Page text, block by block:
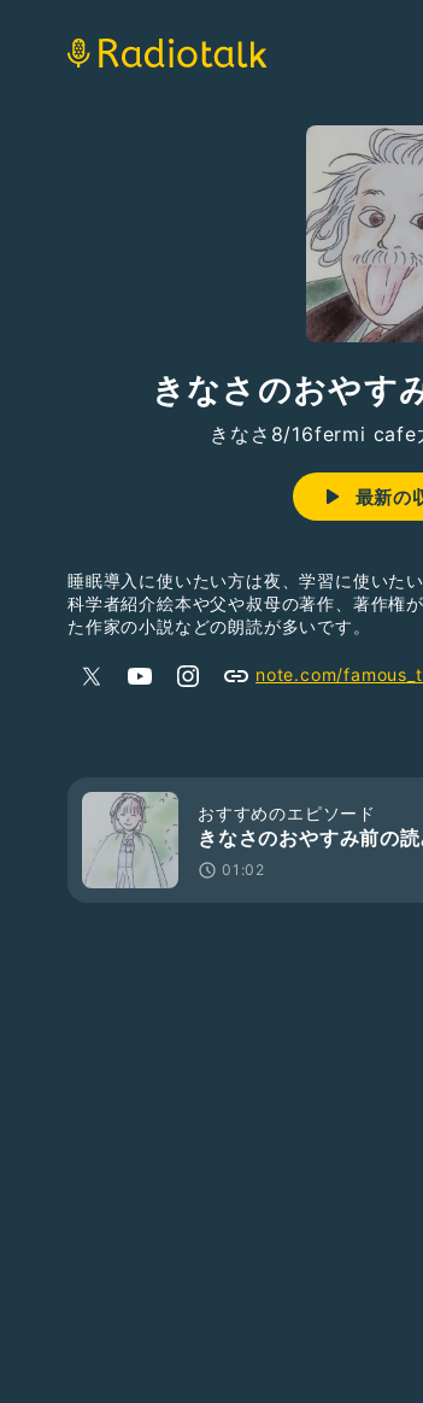
きなさのおやす
きなさ8/16fermi cafe
最新の
睡眠導入に使いたい方は夜、学習に使いた
科学者紹介絵本や父や叔母の著作、著作権
た作家の小説などの朗読が多いです。
note.com/
おすすめのエピソード
きなさのおやすみ前の
01:02